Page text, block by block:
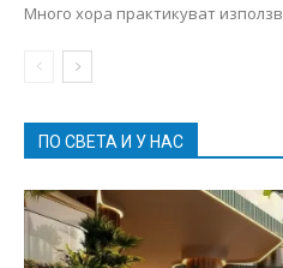
Много хора практикуват
ПО СВЕТА И У НАС